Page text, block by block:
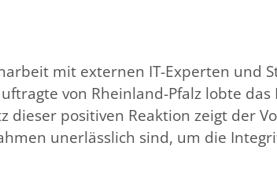
mit externen IT-Experten und
von Rheinland-Pfalz lobte
dieser positiven Reaktion zeigt der
unerlässlich sind, um die